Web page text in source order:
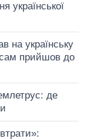
української
на українську
сам прийшов до
де